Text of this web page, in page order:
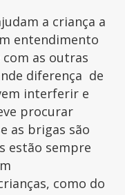
a criança a
entendimento
as outras
diferença de
interferir e
procurar
as brigas são
estão sempre
como do